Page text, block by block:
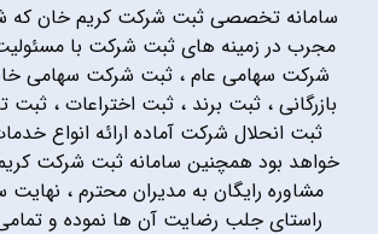
سامانه تخصصی ثبت شرکت کریم خان که
مجرب در زمینه های ثبت شرکت با
شرکت سهامی عام ، ثبت شرکت سهامی
بازرگانی ، ثبت برند ، ثبت اختراعات ،
ثبت انحلال شرکت آماده ارائه انواع
خواهد بود همچنین سامانه ثبت شرکت
مشاوره رایگان به مدیران محترم ،
راستای جلب رضایت آن ها نموده و